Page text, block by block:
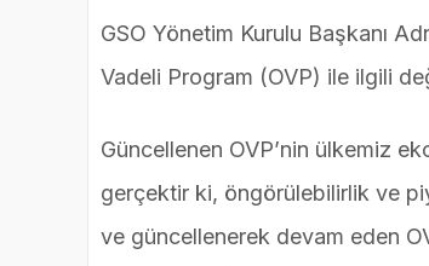
GSO Yönetim Kurulu Başkanı
Vadeli Program (OVP) ile ilgili
Güncellenen OVP’nin ülkemiz
gerçektir ki, öngörülebilirlik ve
ve güncellenerek devam eden